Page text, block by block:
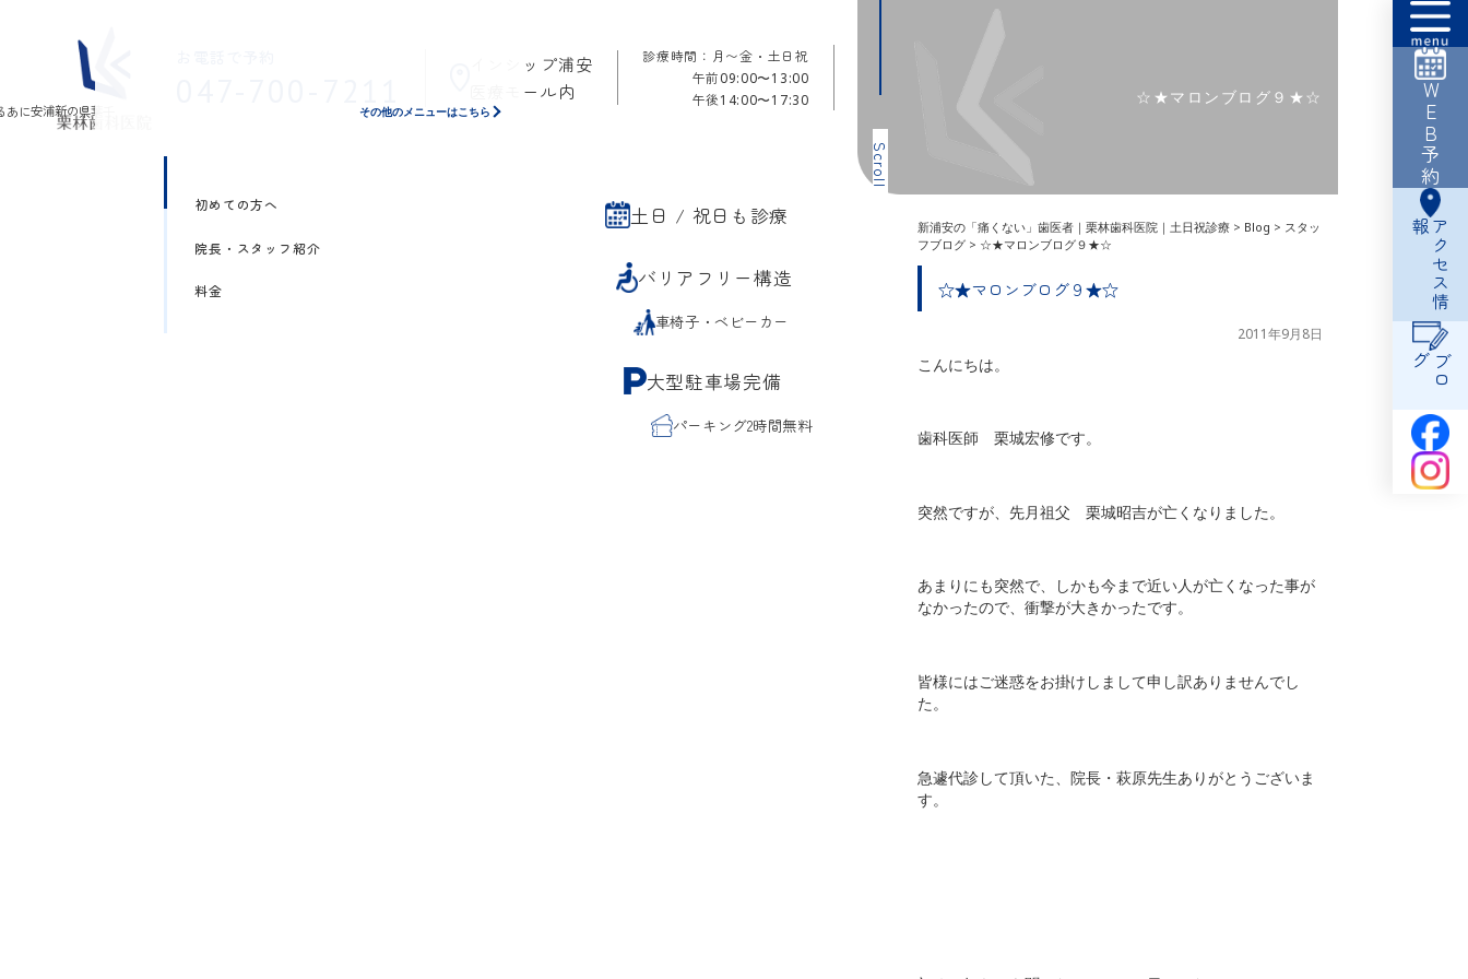
インシップ浦安
医療モール内
診療時間：月〜金・土日祝
午前09:00〜13:00
午後14:00〜17:30
初めての方へ
院長・スタッフ紹介
料金
土日 / 祝日も診療
バリアフリー構造
車椅子・ベビーカー
大型駐車場完備
パーキング2時間無料
その他のメニューはこちら WEB予約
ア
ク
セ
ス
情
報
ブ
ロ
グ
Scroll
☆★マロンブログ９★☆
新浦安の「痛くない」歯医者｜栗林歯科医院｜土日祝診療 > Blog > スタッ
フブログ > ☆★マロンブログ９★☆
☆★マロンブログ９★☆
2011年9月8日
こんにちは。
歯科医師 栗城宏修です。
突然ですが、先月祖父 栗城昭吉が亡くなりました。
あまりにも突然で、しかも今まで近い人が亡くなった事が
なかったので、衝撃が大きかったです。
皆様にはご迷惑をお掛けしまして申し訳ありませんでし
た。
急遽代診して頂いた、院長・萩原先生ありがとうございま
す。